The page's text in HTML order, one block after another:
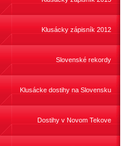
Klusácky zápisník 2012
Slovenské rekordy
Klusácke dostihy na Slovensku
Dostihy v Novom Tekove